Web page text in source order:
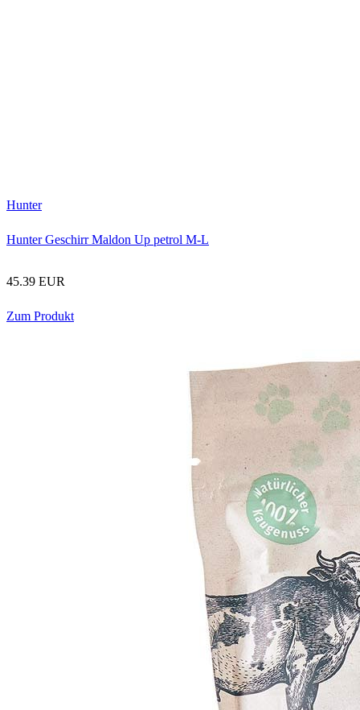
Hunter
Hunter Geschirr Maldon Up petrol M-L
45.39 EUR
Zum Produkt